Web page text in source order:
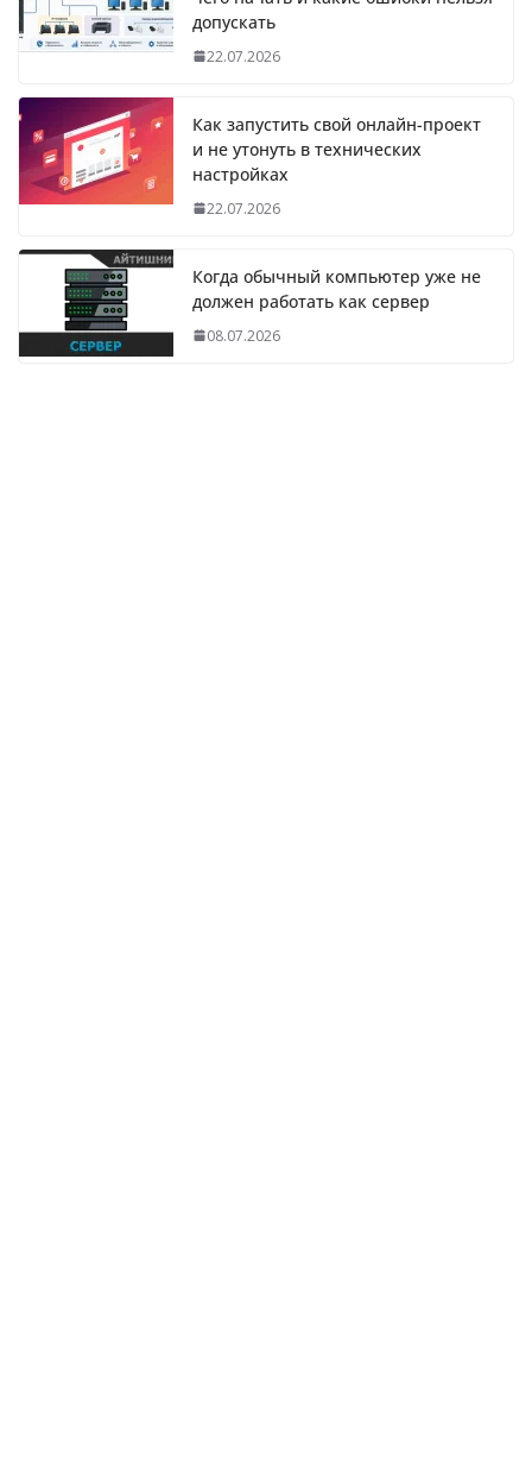
допускать
22.07.2026
Как запустить свой онлайн-проект
и не утонуть в технических
настройках
22.07.2026
Когда обычный компьютер уже не
должен работать как сервер
08.07.2026